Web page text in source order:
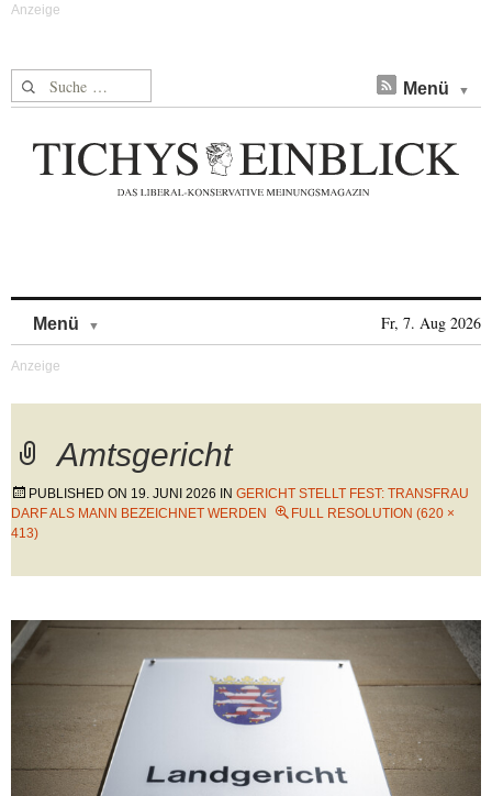
Suche nach: Menü
Menü Fr, 7. Aug 2026
Amtsgericht
PUBLISHED ON 19. JUNI 2026 IN GERICHT STELLT FEST: TRANSFRAU
DARF ALS MANN BEZEICHNET WERDEN
FULL RESOLUTION (620 ×
413)